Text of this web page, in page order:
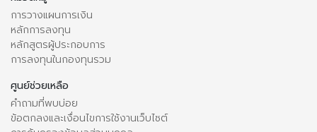
การวางแผนการเงิน
หลักการลงทุน
หลักสูตรผู้ประกอบการ
การลงทุนในกองทุนรวม
ศูนย์ช่วยเหลือ
คำถามที่พบบ่อย
ข้อตกลงและเงื่อนไขการใช้งานเว็บไซต์